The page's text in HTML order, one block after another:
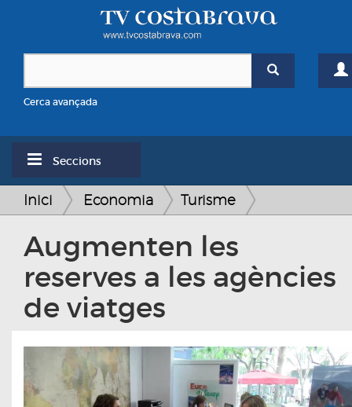
Cerca avançada
Seccions
Inici Economia Turisme
Augmenten les
reserves a les agències
de viatges